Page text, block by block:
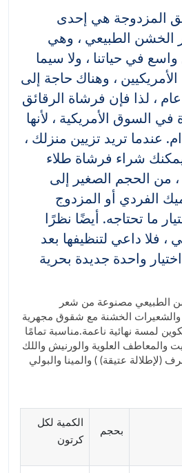
المزدوجة هي إحدى
الخشن الطبيعي ، وهي
في حياتنا ، ولا سيما
، وهناك حاجة إلى
، لذا فإن فرشاة الرقائق
السوق الأمريكية ، لأنها
عندما تريد تزيين منزلك ،
شراء فرشاة طلاء
من الحجم الصغير إلى
الفردي أو المزدوج
ما تحتاجه. أيضًا نظرًا
، فلا داعي لتنظيفها بعد
واحدة جديدة بحرية
الطبيعي مصنوعة من شعر
، والشعيرات الخشنة مع شقوق مجهرية
لمسة نهائية ناعمة.مناسبة تمامًا
والمعاطف العلوية والورنيش واللك
(لإطلالة عتيقة) ) والمينا والبولي
بحجم
الكمية لكل
كرتون